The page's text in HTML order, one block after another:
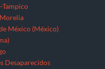
México (México)
Desaparecidos